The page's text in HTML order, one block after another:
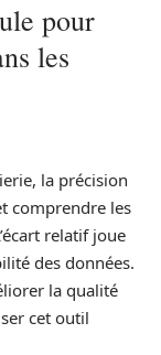
pour
les
la précision
comprendre les
relatif joue
des données.
la qualité
cet outil